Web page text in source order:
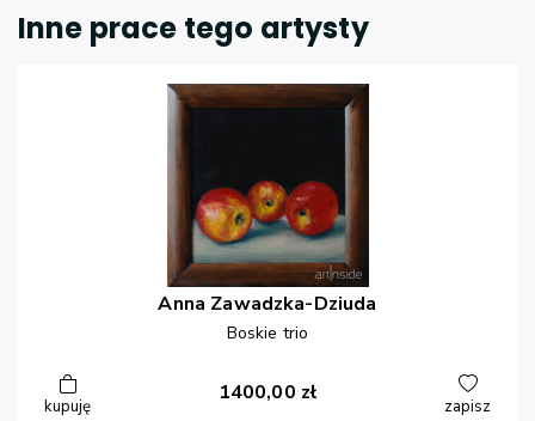
Inne prace tego artysty
Anna Zawadzka-Dziuda
Boskie trio
kupuję
1400,00 zł
zapisz